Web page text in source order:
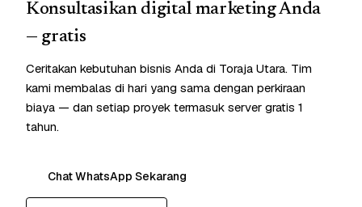
Konsultasikan digital marketing Anda
— gratis
Ceritakan kebutuhan bisnis Anda di Toraja Utara. Tim
kami membalas di hari yang sama dengan perkiraan
biaya — dan setiap proyek termasuk server gratis 1
tahun.
Chat WhatsApp Sekarang